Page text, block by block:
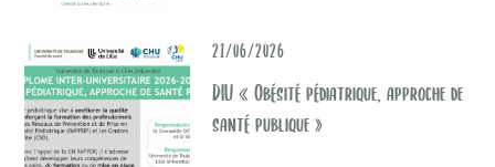
21/06/2026
DIU « Obésité pédiatrique, approche de
santé publique »